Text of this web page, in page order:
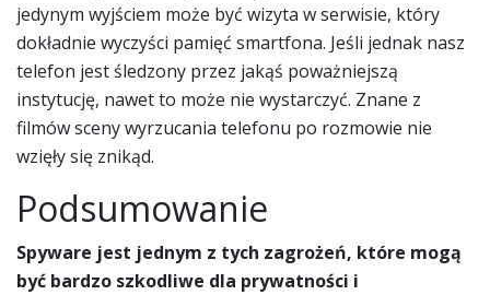
jedynym wyjściem może być wizyta w serwisie, który
dokładnie wyczyści pamięć smartfona. Jeśli jednak nasz
telefon jest śledzony przez jakąś poważniejszą
instytucję, nawet to może nie wystarczyć. Znane z
filmów sceny wyrzucania telefonu po rozmowie nie
wzięły się znikąd.
Podsumowanie
Spyware jest jednym z tych zagrożeń, które mogą
być bardzo szkodliwe dla prywatności i